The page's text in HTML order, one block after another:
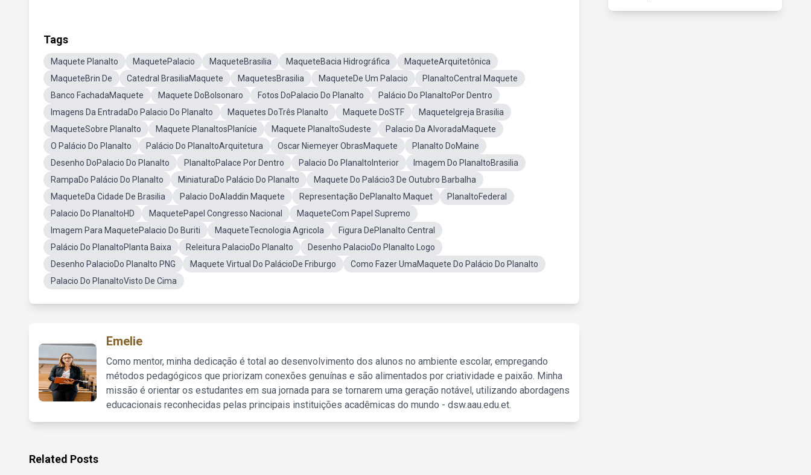
Tags
Maquete Planalto MaquetePalacio MaqueteBrasilia MaqueteBacia Hidrográfica
MaqueteArquitetônica
MaqueteBrin De
Catedral BrasiliaMaquete MaquetesBrasilia MaqueteDe Um Palacio
PlanaltoCentral Maquete
Banco FachadaMaquete
Maquete DoBolsonaro Fotos DoPalacio Do Planalto
Palácio Do PlanaltoPor Dentro
Imagens Da EntradaDo Palacio Do Planalto
Maquetes DoTrês Planalto Maquete DoSTF
MaqueteIgreja Brasilia
MaqueteSobre Planalto
Maquete PlanaltosPlanície Maquete PlanaltoSudeste
Palacio Da AlvoradaMaquete
O Palácio Do Planalto
Palácio Do PlanaltoArquitetura Oscar Niemeyer ObrasMaquete
Planalto DoMaine
Desenho DoPalacio Do Planalto
PlanaltoPalace Por Dentro Palacio Do PlanaltoInterior
Imagem Do PlanaltoBrasilia
RampaDo Palácio Do Planalto
MiniaturaDo Palácio Do Planalto
Maquete Do Palácio3 De Outubro Barbalha
MaqueteDa Cidade De Brasilia
Palacio DoAladdin Maquete Representação DePlanalto Maquet
PlanaltoFederal
Palacio Do PlanaltoHD
MaquetePapel Congresso Nacional
MaqueteCom Papel Supremo
Imagem Para MaquetePalacio Do Buriti
MaqueteTecnologia Agricola
Figura DePlanalto Central
Palácio Do PlanaltoPlanta Baixa
Releitura PalacioDo Planalto
Desenho PalacioDo Planalto Logo
Desenho PalacioDo Planalto PNG
Maquete Virtual Do PalácioDe Friburgo
Como Fazer UmaMaquete Do Palácio Do Planalto
Palacio Do PlanaltoVisto De Cima
Emelie
Como mentor, minha dedicação é total ao desenvolvimento dos alunos no ambiente escolar, empregando
métodos pedagógicos que priorizam conexões genuínas e são alimentados por criatividade e paixão. Minha
missão é orientar os estudantes em sua jornada para se tornarem uma geração notável, utilizando abordagens
educacionais reconhecidas pelas principais instituições acadêmicas do mundo - dsw.aau.edu.et.
Related Posts